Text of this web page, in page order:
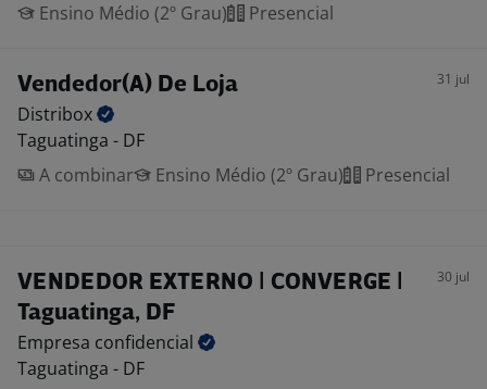
Ensino Médio (2º Grau)
Presencial
Vendedor(A) De Loja 31 jul
Distribox
Taguatinga - DF
A combinar
Ensino Médio (2º Grau) Presencial
VENDEDOR EXTERNO | CONVERGE |
Taguatinga, DF
30 jul
Empresa confidencial
Taguatinga - DF